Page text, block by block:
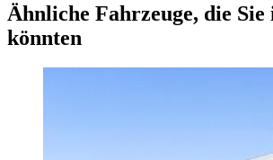
Ähnliche Fahrzeuge, die Sie
könnten